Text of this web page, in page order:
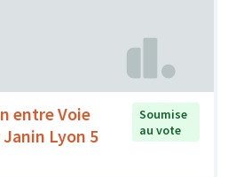
entre Voie
Lyon 5
Soumise
au vote